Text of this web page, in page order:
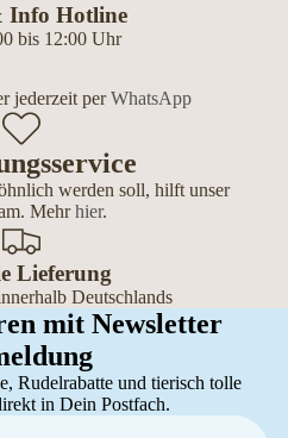
Info Hotline
bis 12:00 Uhr
jederzeit perWhatsApp
werden soll, hilft unser
Mehrhier.
Lieferung
Deutschlands
mit Newsletter
Rudelrabatte und tierisch tolle
in Dein Postfach.